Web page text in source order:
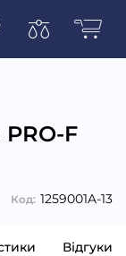
F
Код: 1259001A-13
Відгуки